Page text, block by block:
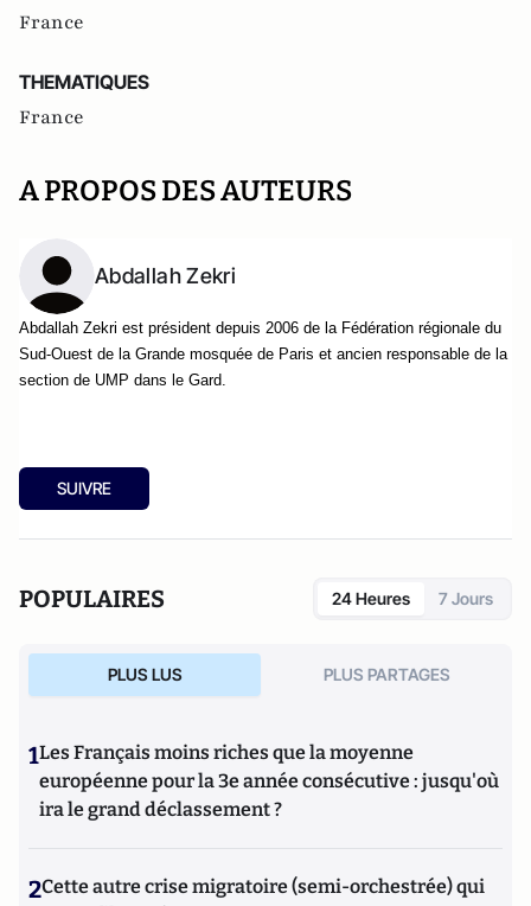
France
THEMATIQUES
France
A PROPOS DES AUTEURS
Abdallah Zekri
Abdallah Zekri est président depuis 2006 de la Fédération régionale du
Sud-Ouest de la Grande mosquée de Paris et ancien responsable de la
section de UMP dans le Gard.
SUIVRE
POPULAIRES 24 Heures 7 Jours
PLUS LUS PLUS PARTAGES
1Les Français moins riches que la moyenne
européenne pour la 3e année consécutive : jusqu'où
ira le grand déclassement ?
2Cette autre crise migratoire (semi-orchestrée) qui